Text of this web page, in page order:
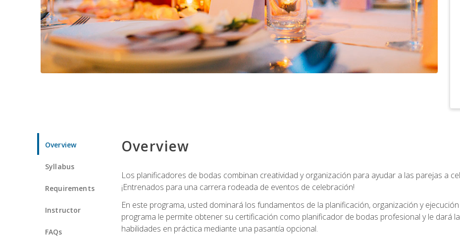
Overview
Syllabus
Requirements
Instructor
FAQs
Overview
Los planificadores de bodas combinan creatividad y organización para ayudar a las parejas a
¡Entrenados para una carrera rodeada de eventos de celebración!
En este programa, usted dominará los fundamentos de la planificación, organización y
programa le permite obtener su certificación como planificador de bodas profesional y le dará
habilidades en práctica mediante una pasantía opcional.